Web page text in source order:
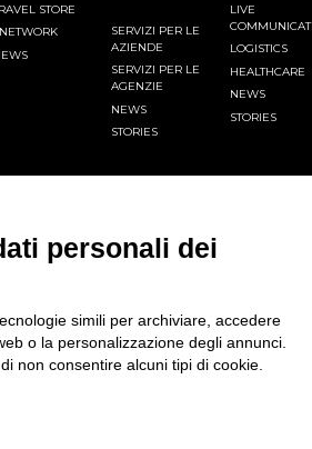
STORE
SERVIZI PER LE
AZIENDE
SERVIZI PER LE
AGENZIE
NEWS
STORIES
LIVE
LOGISTICS
HEALTHCARE
NEWS
STORIES
personali dei
simili per archiviare, accedere
o la personalizzazione degli annunci.
non consentire alcuni tipi di cookie.